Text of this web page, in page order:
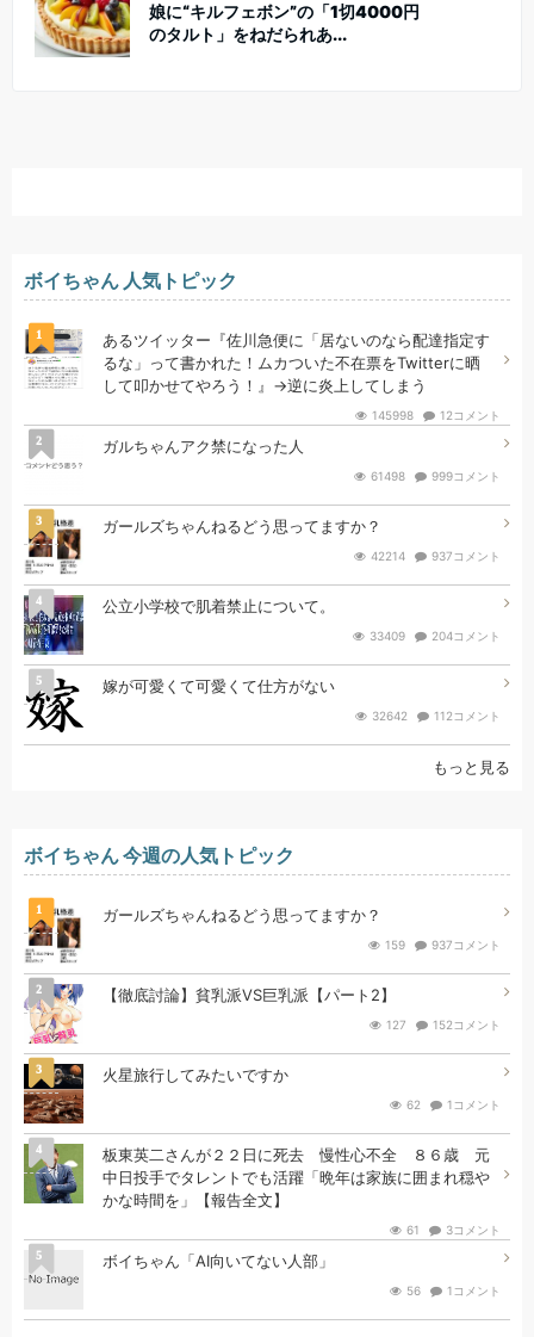
娘に“キルフェボン”の「1切4000円
のタルト」をねだられあ...
ボイちゃん 人気トピック
1
あるツイッター『佐川急便に「居ないのなら配達指定す
るな」って書かれた！ムカついた不在票をTwitterに晒
して叩かせてやろう！』→逆に炎上してしまう
145998 12コメント
2 ガルちゃんアク禁になった人
61498 999コメント
3 ガールズちゃんねるどう思ってますか？
42214 937コメント
4 公立小学校で肌着禁止について。
33409 204コメント
5 嫁が可愛くて可愛くて仕方がない
32642 112コメント
もっと見る
ボイちゃん 今週の人気トピック
1 ガールズちゃんねるどう思ってますか？
159 937コメント
2 【徹底討論】貧乳派VS巨乳派【パート2】
127 152コメント
3 火星旅行してみたいですか
62 1コメント
4
板東英二さんが２２日に死去 慢性心不全 ８６歳 元
中日投手でタレントでも活躍「晩年は家族に囲まれ穏や
かな時間を」【報告全文】
61 3コメント
5 ボイちゃん「AI向いてない人部」
56 1コメント